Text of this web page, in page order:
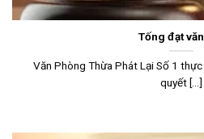
Tống đạt
Văn Phòng Thừa Phát Lại Số 1
quyết [...]